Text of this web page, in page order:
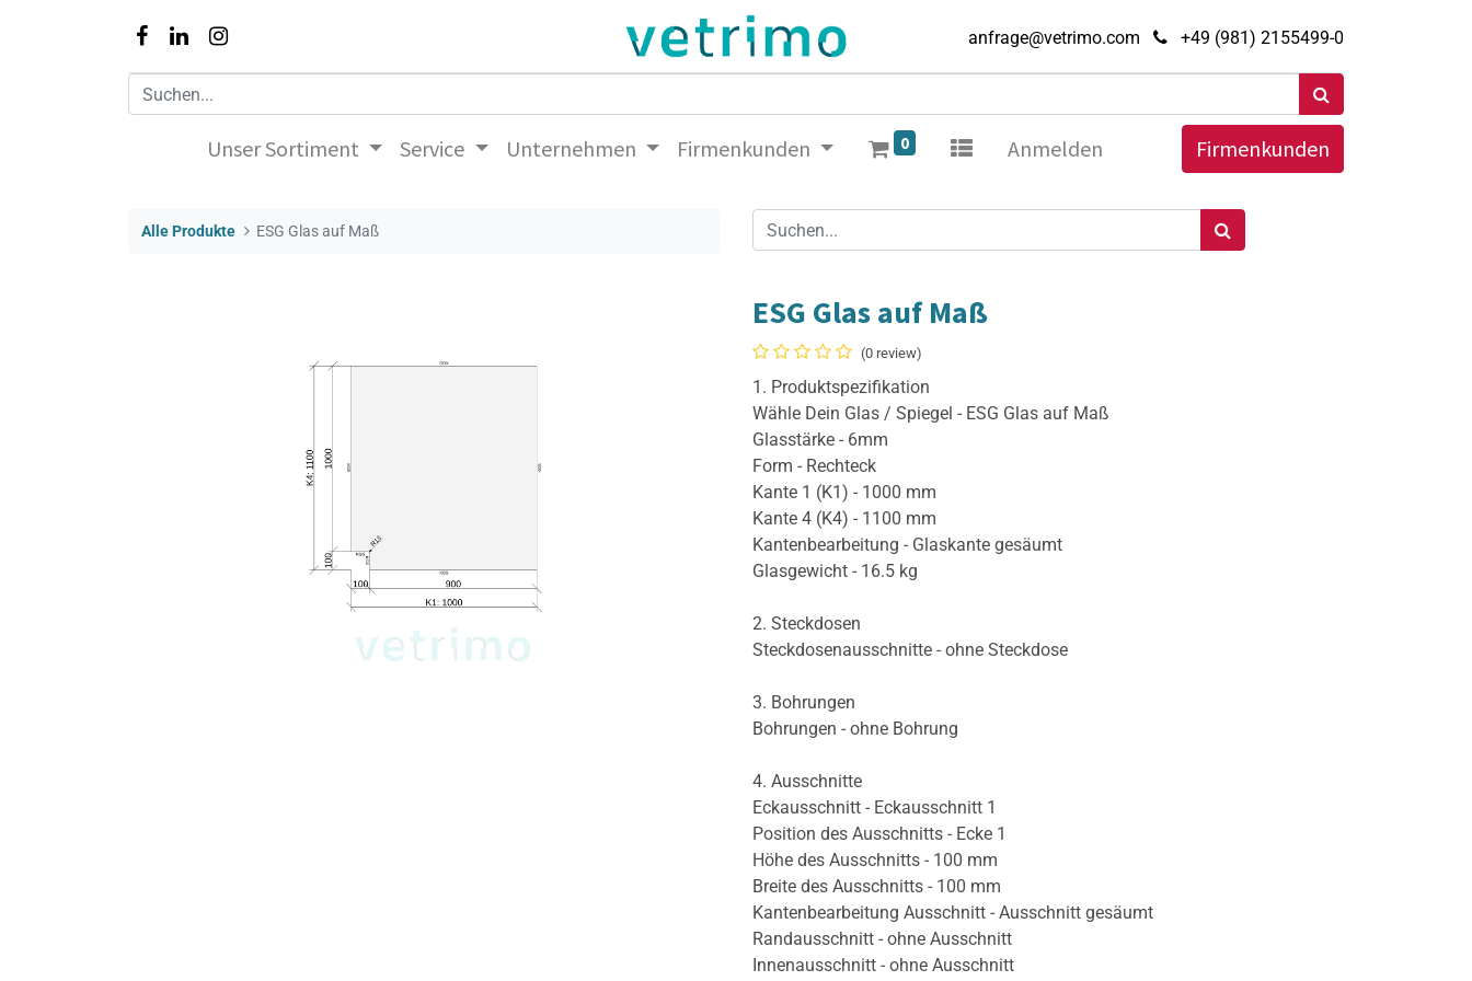
anfrage@vetrimo.com +49 (981) 2155499-0
Unser Sortiment Service Unternehmen Firmenkunden 0 Anmelden Firmenkunden
Alle Produkte ESG Glas auf Maß
ESG Glas auf Maß
(0 review)
1. Produktspezifikation
Wähle Dein Glas / Spiegel - ESG Glas auf Maß
Glasstärke - 6mm
Form - Rechteck
Kante 1 (K1) - 1000 mm
Kante 4 (K4) - 1100 mm
Kantenbearbeitung - Glaskante gesäumt
Glasgewicht - 16.5 kg
2. Steckdosen
Steckdosenausschnitte - ohne Steckdose
3. Bohrungen
Bohrungen - ohne Bohrung
4. Ausschnitte
Eckausschnitt - Eckausschnitt 1
Position des Ausschnitts - Ecke 1
Höhe des Ausschnitts - 100 mm
Breite des Ausschnitts - 100 mm
Kantenbearbeitung Ausschnitt - Ausschnitt gesäumt
Randausschnitt - ohne Ausschnitt
Innenausschnitt - ohne Ausschnitt